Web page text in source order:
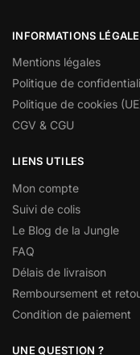
INFORMATIONS
Mentions légales
Politique de
Politique de cookies
CGV & CGU
LIENS UTILES
Mon compte
Suivi de colis
Le Blog de la Jungle
FAQ
Délais de livraison
Remboursement et
Condition de paiement
UNE QUESTION ?